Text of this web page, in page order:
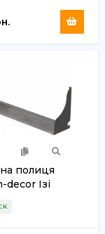
полиця
decor Ізі
Бетон 16